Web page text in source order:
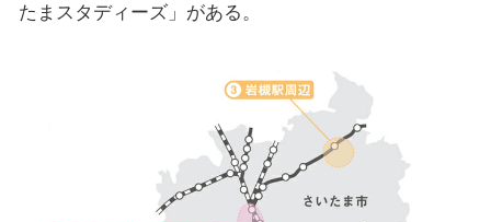
たまスタディーズ」がある。